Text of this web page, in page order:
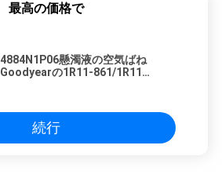
最高の価格で
4884N1P06懸濁液の空気ばね
Goodyearの1R11-861/1R11
続行